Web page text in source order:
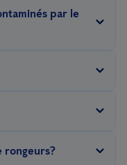
par le
ou d’urine
abandonnés.
rongeurs?